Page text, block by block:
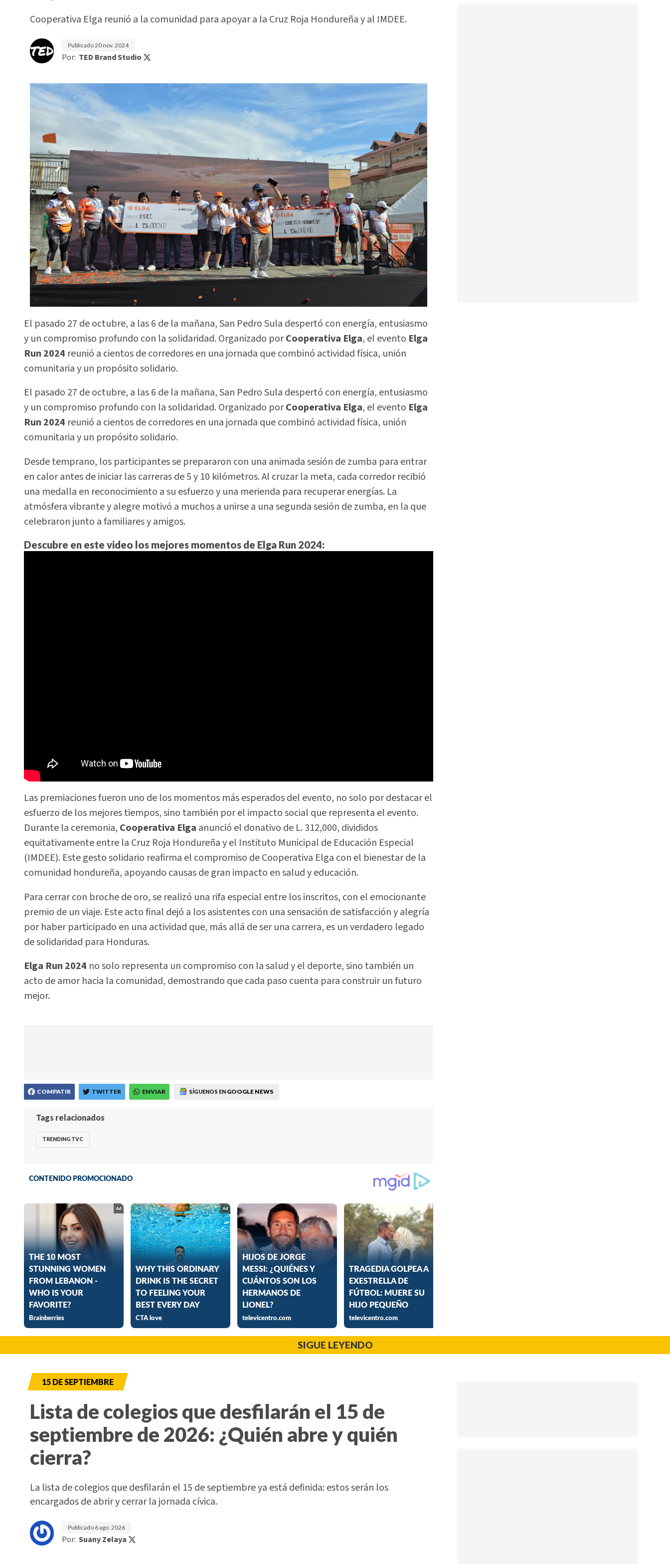
Cooperativa Elga reunió a la comunidad para apoyar a la Cruz Roja Hondureña y al IMDEE.
Publicado20 nov. 2024
Por: TED Brand Studio
El pasado 27 de octubre, a las 6 de la mañana, San Pedro Sula despertó con energía, entusiasmo
y un compromiso profundo con la solidaridad. Organizado porCooperativa Elga, el evento Elga
Run 2024 reunió a cientos de corredores en una jornada que combinó actividad física, unión
comunitaria y un propósito solidario.
El pasado 27 de octubre, a las 6 de la mañana, San Pedro Sula despertó con energía, entusiasmo
y un compromiso profundo con la solidaridad. Organizado porCooperativa Elga, el evento Elga
Run 2024 reunió a cientos de corredores en una jornada que combinó actividad física, unión
comunitaria y un propósito solidario.
Desde temprano, los participantes se prepararon con una animada sesión de zumba para entrar
en calor antes de iniciar las carreras de 5 y 10 kilómetros. Al cruzar la meta, cada corredor recibió
una medalla en reconocimiento a su esfuerzo y una merienda para recuperar energías. La
atmósfera vibrante y alegre motivó a muchos a unirse a una segunda sesión de zumba, en la que
celebraron junto a familiares y amigos.
Descubre en este video los mejores momentos de Elga Run 2024:
Las premiaciones fueron uno de los momentos más esperados del evento, no solo por destacar el
esfuerzo de los mejores tiempos, sino también por el impacto social que representa el evento.
Durante la ceremonia, Cooperativa Elga anunció el donativo de L. 312,000, divididos
equitativamente entre la Cruz Roja Hondureña y el Instituto Municipal de Educación Especial
(IMDEE). Este gesto solidario reafirma el compromiso de Cooperativa Elga con el bienestar de la
comunidad hondureña, apoyando causas de gran impacto en salud y educación.
Para cerrar con broche de oro, se realizó una rifa especial entre los inscritos, con el emocionante
premio de un viaje. Este acto final dejó a los asistentes con una sensación de satisfacción y alegría
por haber participado en una actividad que, más allá de ser una carrera, es un verdadero legado
de solidaridad para Honduras.
Elga Run 2024 no solo representa un compromiso con la salud y el deporte, sino también un
acto de amor hacia la comunidad, demostrando que cada paso cuenta para construir un futuro
mejor.
COMPATIR TWITTER ENVIAR SÍGUENOS EN GOOGLE NEWS
Tags relacionados
TRENDING TVC
SIGUE LEYENDO
15 DE SEPTIEMBRE
Lista de colegios que desfilarán el 15 de
septiembre de 2026: ¿Quién abre y quién
cierra?
La lista de colegios que desfilarán el 15 de septiembre ya está definida: estos serán los
encargados de abrir y cerrar la jornada cívica.
Publicado 6 ago. 2026
Por: Suany Zelaya